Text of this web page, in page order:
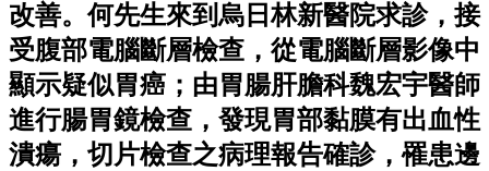
改善。何先生來到烏日林新醫院求診，接
受腹部電腦斷層檢查，從電腦斷層影像中
顯示疑似胃癌；由胃腸肝膽科魏宏宇醫師
進行腸胃鏡檢查，發現胃部黏膜有出血性
潰瘍，切片檢查之病理報告確診，罹患邊